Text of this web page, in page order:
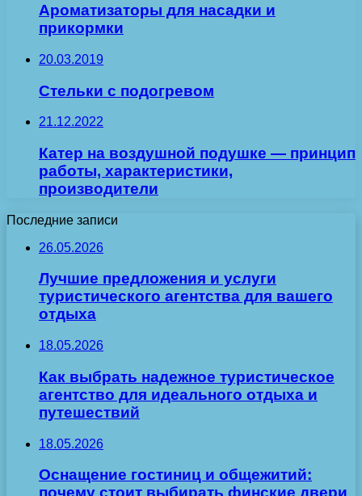
Ароматизаторы для насадки и
прикормки
20.03.2019
Стельки с подогревом
21.12.2022
Катер на воздушной подушке — принцип
работы, характеристики,
производители
Последние записи
26.05.2026
Лучшие предложения и услуги
туристического агентства для вашего
отдыха
18.05.2026
Как выбрать надежное туристическое
агентство для идеального отдыха и
путешествий
18.05.2026
Оснащение гостиниц и общежитий: